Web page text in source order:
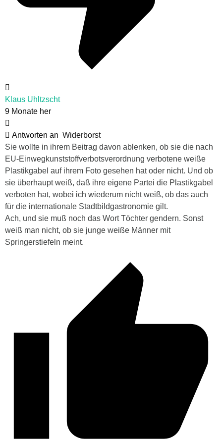
Klaus Uhltzscht
9 Monate her
Antworten an Widerborst
Sie wollte in ihrem Beitrag davon ablenken, ob sie die nach
EU-Einwegkunststoffverbotsverordnung verbotene weiße
Plastikgabel auf ihrem Foto gesehen hat oder nicht. Und ob
sie überhaupt weiß, daß ihre eigene Partei die Plastikgabel
verboten hat, wobei ich wiederum nicht weiß, ob das auch
für die internationale Stadtbildgastronomie gilt.
Ach, und sie muß noch das Wort Töchter gendern. Sonst
weiß man nicht, ob sie junge weiße Männer mit
Springerstiefeln meint.